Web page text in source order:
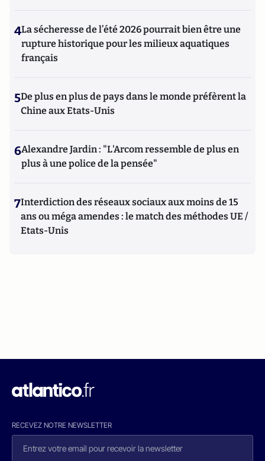
4La sécheresse de l’été 2026 pourrait bien être une
rupture historique pour les milieux aquatiques
français
5De plus en plus de pays dans le monde préfèrent la
Chine aux Etats-Unis
6Alexandre Jardin : "L'Arcom ressemble de plus en
plus à une police de la pensée"
7Interdiction des réseaux sociaux aux moins de 15
ans ou méga amendes : le match des méthodes UE /
Etats-Unis
RECEVEZ NOTRE NEWSLETTER